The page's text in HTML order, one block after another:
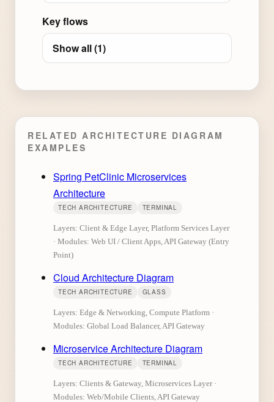
Key flows
Show all (1)
RELATED ARCHITECTURE DIAGRAM
EXAMPLES
Spring PetClinic Microservices
Architecture
TECH ARCHITECTURE TERMINAL
Layers: Client & Edge Layer, Platform Services Layer
· Modules: Web UI / Client Apps, API Gateway (Entry
Point)
Cloud Architecture Diagram
TECH ARCHITECTURE GLASS
Layers: Edge & Networking, Compute Platform ·
Modules: Global Load Balancer, API Gateway
Microservice Architecture Diagram
TECH ARCHITECTURE TERMINAL
Layers: Clients & Gateway, Microservices Layer ·
Modules: Web/Mobile Clients, API Gateway